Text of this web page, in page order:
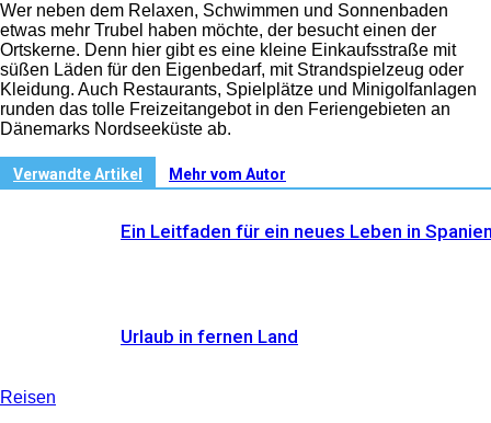
Wer neben dem Relaxen, Schwimmen und Sonnenbaden
etwas mehr Trubel haben möchte, der besucht einen der
Ortskerne. Denn hier gibt es eine kleine Einkaufsstraße mit
süßen Läden für den Eigenbedarf, mit Strandspielzeug oder
Kleidung. Auch Restaurants, Spielplätze und Minigolfanlagen
runden das tolle Freizeitangebot in den Feriengebieten an
Dänemarks Nordseeküste ab.
Verwandte Artikel Mehr vom Autor
Reisen
Ein Leitfaden für ein neues Leben in
Urlaub in fernen Land